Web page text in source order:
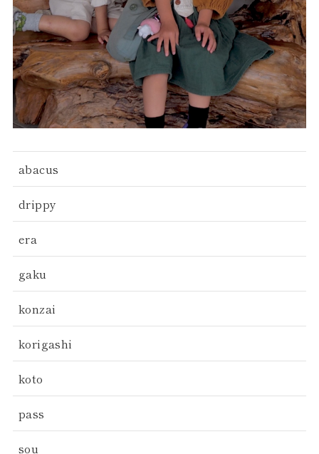
abacus
drippy
era
gaku
konzai
korigashi
koto
pass
sou